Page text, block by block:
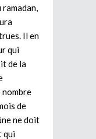
Il en
qui
de la
nombre
de
ne doit
qui